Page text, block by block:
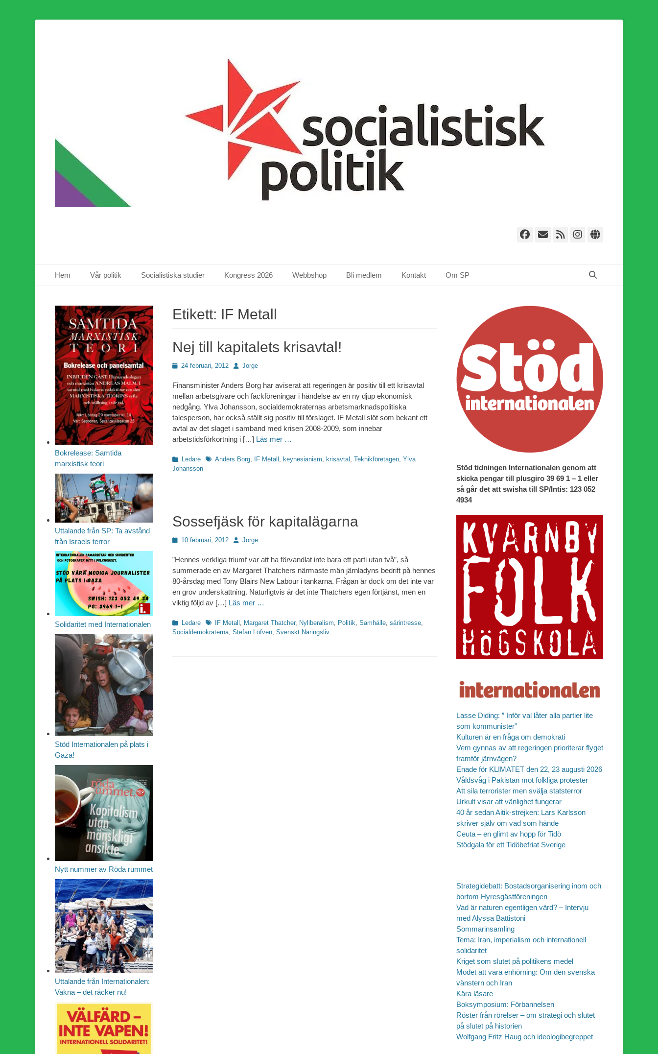
Facebook
E-
Webbflöde
Instagram
Primär meny
Hem Vår politik Socialistiska studier Kongress 2026 Webbshop Bli medlem Kontakt Om SP
Etikett: IF Metall
Nej till kapitalets krisavtal!
Publicerad
24 februari, 2012 Författare
Jorge
Finansminister Anders Borg har aviserat att regeringen är positiv till ett krisavtal
mellan arbetsgivare och fackföreningar i händelse av en ny djup ekonomisk
nedgång. Ylva Johansson, socialdemokraternas arbetsmarknadspolitiska
talesperson, har också ställt sig positiv till förslaget. IF Metall slöt som bekant ett
avtal av det slaget i samband med krisen 2008-2009, som innebar
arbetstidsförkortning i […] Läs mer …
Kategorier
Ledare Etiketter
Anders Borg, IF Metall , keynesianism, krisavtal , Teknikföretagen, Ylva
Johansson
Sossefjäsk för kapitalägarna
Publicerad
10 februari, 2012 Författare
Jorge
”Hennes verkliga triumf var att ha förvandlat inte bara ett parti utan två”, så
summerade en av Margaret Thatchers närmaste män järnladyns bedrift på hennes
80-årsdag med Tony Blairs New Labour i tankarna. Frågan är dock om det inte var
en grov underskattning. Naturligtvis är det inte Thatchers egen förtjänst, men en
viktig följd av […] Läs mer …
Kategorier
Ledare Etiketter
IF Metall , Margaret Thatcher, Nyliberalism, Politik, Samhälle, särintresse,
Socialdemokraterna, Stefan Löfven, Svenskt Näringsliv
Stöd tidningen Internationalen genom att
skicka pengar till plusgiro 39 69 1 – 1 eller
så går det att swisha till SP/Intis: 123 052
4934
Lasse Diding: ” Inför val låter alla partier lite
som kommunister”
Kulturen är en fråga om demokrati
Vem gynnas av att regeringen prioriterar flyget
framför järnvägen?
Enade för KLIMATET den 22, 23 augusti 2026
Våldsvåg i Pakistan mot folkliga protester
Att sila terrorister men svälja statsterror
Urkult visar att vänlighet fungerar
40 år sedan Aitik-strejken: Lars Karlsson
skriver själv om vad som hände
Ceuta – en glimt av hopp för Tidö
Stödgala för ett Tidöbefriat Sverige
Strategidebatt: Bostadsorganisering inom och
bortom Hyresgästföreningen
Vad är naturen egentligen värd? – Intervju
med Alyssa Battistoni
Sommarinsamling
Tema: Iran, imperialism och internationell
solidaritet
Kriget som slutet på politikens medel
Modet att vara enhörning: Om den svenska
vänstern och Iran
Kära läsare
Boksymposium: Förbannelsen
Röster från rörelser – om strategi och slutet
på slutet på historien
Wolfgang Fritz Haug och ideologibegreppet
Bokrelease: Samtida
marxistisk teori
Uttalande från SP: Ta avstånd
från Israels terror
Solidaritet med Internationalen
Stöd Internationalen på plats i
Gaza!
Nytt nummer av Röda rummet
Uttalande från Internationalen:
Vakna – det räcker nu!